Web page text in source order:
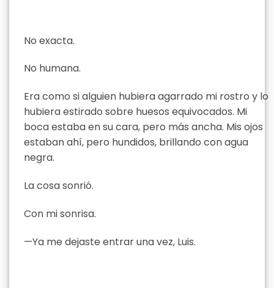
No exacta.
No humana.
Era como si alguien hubiera agarrado mi rostro y lo
hubiera estirado sobre huesos equivocados. Mi
boca estaba en su cara, pero más ancha. Mis ojos
estaban ahí, pero hundidos, brillando con agua
negra.
La cosa sonrió.
Con mi sonrisa.
—Ya me dejaste entrar una vez, Luis.